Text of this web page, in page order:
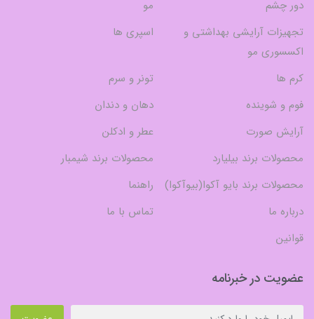
دور چشم
مو
تجهیزات آرایشی بهداشتی و
اکسسوری مو
اسپری ها
کرم ها
تونر و سرم
فوم و شوینده
دهان و دندان
آرایش صورت
عطر و ادکلن
محصولات برند بیلیارد
محصولات برند شیمبار
محصولات برند بایو آکوا(بیوآکوا)
راهنما
درباره ما
تماس با ما
قوانین
عضویت در خبرنامه